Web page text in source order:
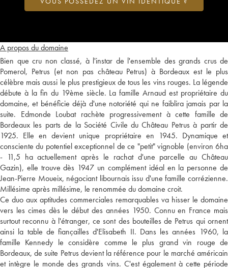
A propos du domaine
Bien que cru non classé, à l'instar de l'ensemble des grands crus de
Pomerol, Petrus (et non pas château Petrus) à Bordeaux est le plus
célèbre mais aussi le plus prestigieux de tous les vins rouges. La légende
débute à la fin du 19ème siècle. La famille Arnaud est propriétaire du
domaine, et bénéficie déjà d'une notoriété qui ne faiblira jamais par la
suite. Edmonde Loubat rachète progressivement à cette famille de
Bordeaux les parts de la Société Civile du Château Petrus à partir de
1925. Elle en devient unique propriétaire en 1945. Dynamique et
consciente du potentiel exceptionnel de ce "petit" vignoble (environ 6ha
- 11,5 ha actuellement après le rachat d'une parcelle au Château
Gazin), elle trouve dès 1947 un complément idéal en la personne de
Jean-Pierre Moueix, négociant libournais issu d'une famille corrézienne.
Millésime après millésime, le renommée du domaine croit.
Ce duo aux aptitudes commerciales remarquables va hisser le domaine
vers les cimes dès le début des années 1950. Connu en France mais
surtout reconnu à l'étranger, ce sont des bouteilles de Petrus qui ornent
ainsi la table de fiançailles d'Elisabeth II. Dans les années 1960, la
famille Kennedy le considère comme le plus grand vin rouge de
Bordeaux, de suite Petrus devient la référence pour le marché américain
et intègre le monde des grands vins. C'est également à cette période